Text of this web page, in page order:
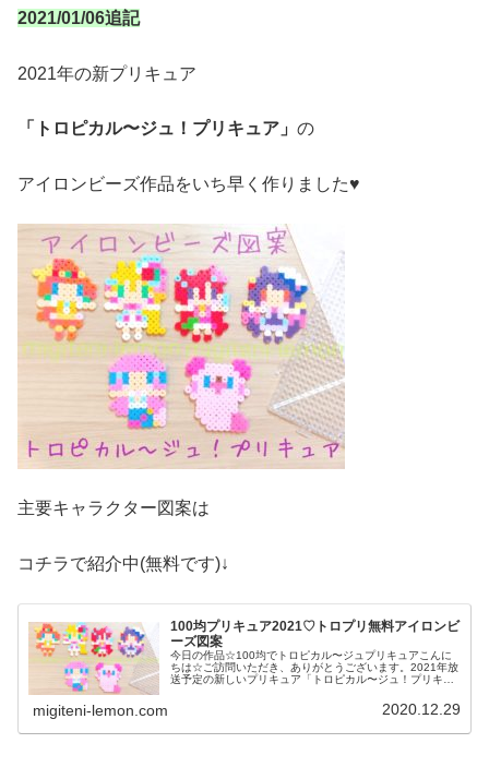
2021/01/06追記
2021年の新プリキュア
「トロピカル〜ジュ！プリキュア」 の
アイロンビーズ作品をいち早く作りました♥
主要キャラクター図案は
コチラで紹介中(無料です)↓
100均プリキュア2021♡トロプリ無料アイロンビ
ーズ図案
今日の作品☆100均でトロピカル〜ジュプリキュアこんに
ちは☆ご訪問いただき、ありがとうございます。2021年放
送予定の新しいプリキュア「トロピカル〜ジュ！プリキュ
migiteni-lemon.com 2020.12.29